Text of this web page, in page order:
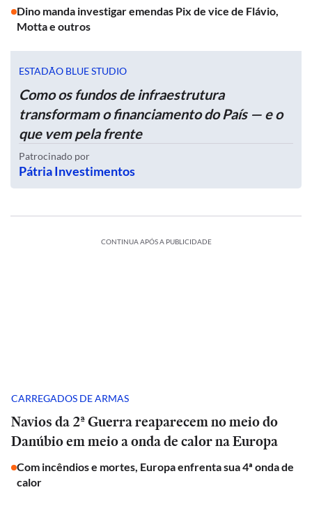
Dino manda investigar emendas Pix de vice de Flávio,
Motta e outros
ESTADÃO BLUE STUDIO
Como os fundos de infraestrutura
transformam o financiamento do País — e o
que vem pela frente
Patrocinado por
Pátria Investimentos
CONTINUA APÓS A PUBLICIDADE
CARREGADOS DE ARMAS
Navios da 2ª Guerra reaparecem no meio do
Danúbio em meio a onda de calor na Europa
Com incêndios e mortes, Europa enfrenta sua 4ª onda de
calor